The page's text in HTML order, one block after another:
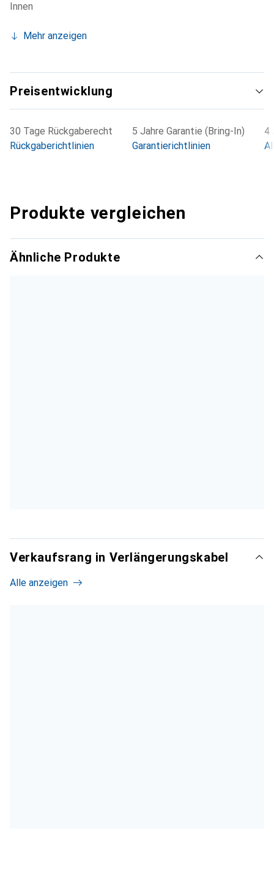
Innen
Mehr anzeigen
Preisentwicklung
30 Tage Rückgaberecht
Rückgaberichtlinien
5 Jahre Garantie (Bring-In)
Garantierichtlinien
4
Produkte vergleichen
Ähnliche Produkte
Verkaufsrang in Verlängerungskabel
Alle anzeigen